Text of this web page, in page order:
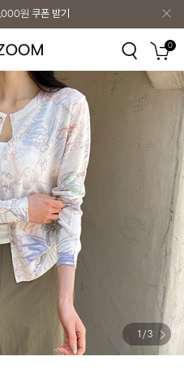
원 쿠폰 받기
0
/ 3